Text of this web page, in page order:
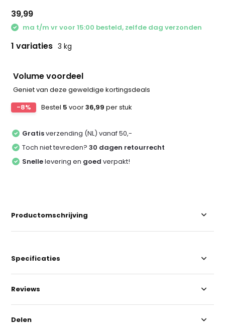
39,99
ma t/m vr voor 15:00 besteld, zelfde dag verzonden
1 variaties 3 kg
Volume voordeel
Geniet van deze geweldige kortingsdeals
-8%
Bestel 5 voor36,99 per stuk
Gratisverzending (NL) vanaf 50,-
Toch niet tevreden?30 dagen retourrecht
Snellelevering en goed verpakt!
Productomschrijving
Specificaties
Reviews
Delen